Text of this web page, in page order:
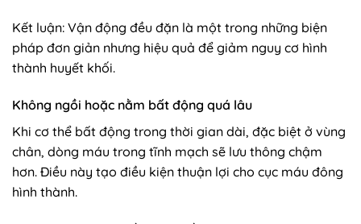
Kết luận: Vận động đều đặn là một trong những biện
pháp đơn giản nhưng hiệu quả để giảm nguy cơ hình
thành huyết khối.
Không ngồi hoặc nằm bất động quá lâu
Khi cơ thể bất động trong thời gian dài, đặc biệt ở vùng
chân, dòng máu trong tĩnh mạch sẽ lưu thông chậm
hơn. Điều này tạo điều kiện thuận lợi cho cục máu đông
hình thành.